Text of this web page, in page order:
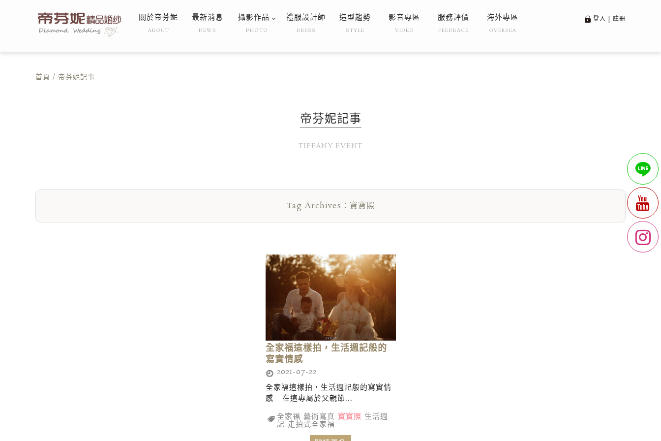
關於帝芬妮
ABOUT
最新消息
NEWS
攝影作品
PHOTO
禮服設計師
DRESS
造型趨勢
STYLE
影音專區
VIDEO
服務評價
FEEDBACK
海外專區
OVERSEA
登入 註冊
首頁 / 帝芬妮記事
帝芬妮記事
TIFFANY EVENT
Tag Archives：寶寶照
全家福這樣拍，生活週記般的
寫實情感
2021-07-22
全家福這樣拍，生活週記般的寫實情
感 在這專屬於父親節...
全家福 藝術寫真 寶寶照 生活週
記 走拍式全家福